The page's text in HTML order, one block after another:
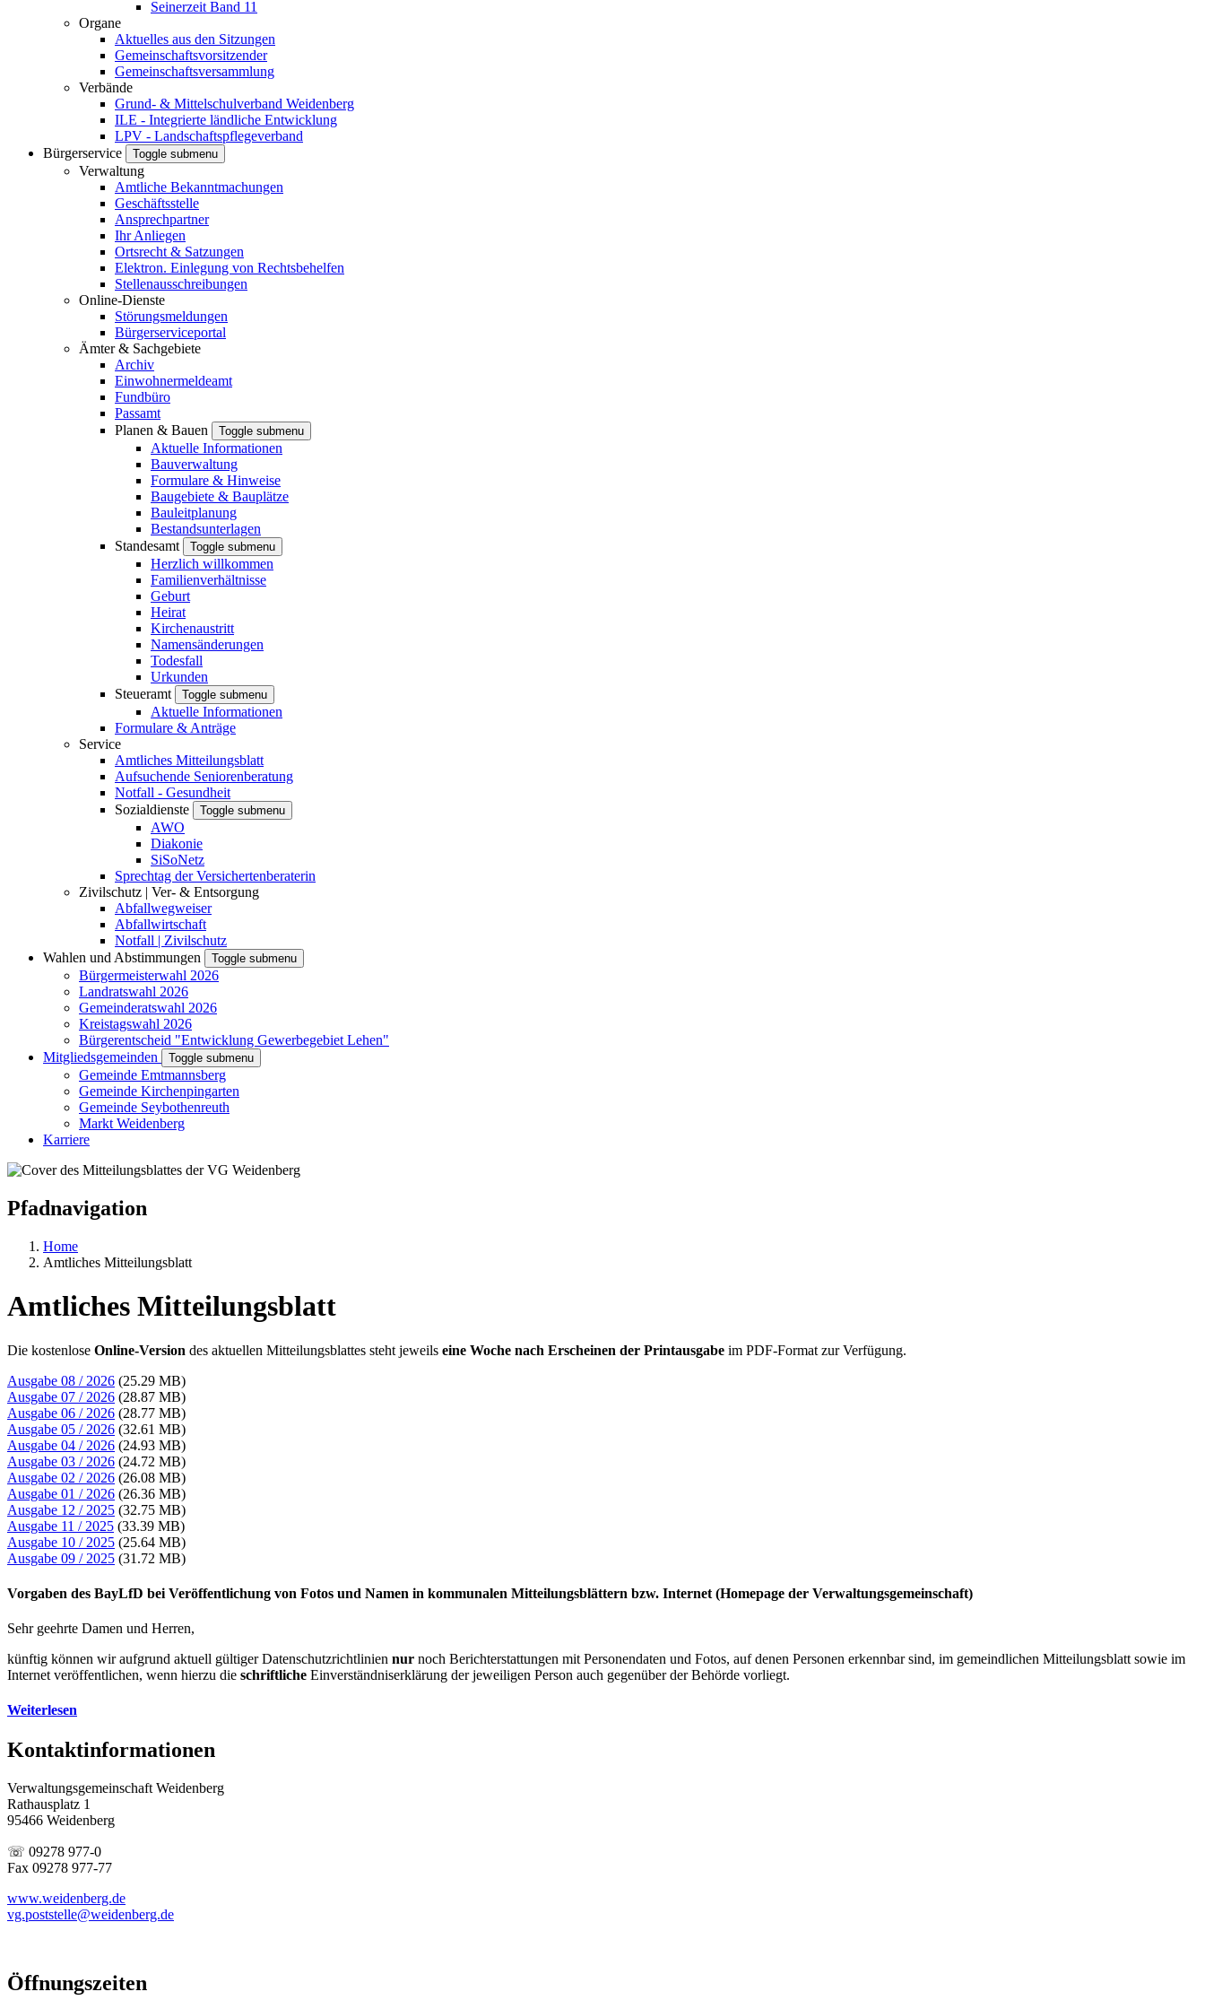
Seinerzeit Band 11
Organe
Aktuelles aus den Sitzungen
Gemeinschaftsvorsitzender
Gemeinschaftsversammlung
Verbände
Grund- & Mittelschulverband Weidenberg
ILE - Integrierte ländliche Entwicklung
LPV - Landschaftspflegeverband
Bürgerservice
Toggle submenu
Verwaltung
Amtliche Bekanntmachungen
Geschäftsstelle
Ansprechpartner
Ihr Anliegen
Ortsrecht & Satzungen
Elektron. Einlegung von Rechtsbehelfen
Stellenausschreibungen
Online-Dienste
Störungsmeldungen
Bürgerserviceportal
Ämter & Sachgebiete
Archiv
Einwohnermeldeamt
Fundbüro
Passamt
Planen & Bauen
Toggle submenu
Aktuelle Informationen
Bauverwaltung
Formulare & Hinweise
Baugebiete & Bauplätze
Bauleitplanung
Bestandsunterlagen
Standesamt
Toggle submenu
Herzlich willkommen
Familienverhältnisse
Geburt
Heirat
Kirchenaustritt
Namensänderungen
Todesfall
Urkunden
Steueramt
Toggle submenu
Aktuelle Informationen
Formulare & Anträge
Service
Amtliches Mitteilungsblatt
Aufsuchende Seniorenberatung
Notfall - Gesundheit
Sozialdienste
Toggle submenu
AWO
Diakonie
SiSoNetz
Sprechtag der Versichertenberaterin
Zivilschutz | Ver- & Entsorgung
Abfallwegweiser
Abfallwirtschaft
Notfall | Zivilschutz
Wahlen und Abstimmungen
Toggle submenu
Bürgermeisterwahl 2026
Landratswahl 2026
Gemeinderatswahl 2026
Kreistagswahl 2026
Bürgerentscheid "Entwicklung Gewerbegebiet Lehen"
Mitgliedsgemeinden
Toggle submenu
Gemeinde Emtmannsberg
Gemeinde Kirchenpingarten
Gemeinde Seybothenreuth
Markt Weidenberg
Karriere
Pfadnavigation
Home
Amtliches Mitteilungsblatt
Amtliches Mitteilungsblatt
Die kostenlose Online-Version des aktuellen Mitteilungsblattes steht jeweils eine Woche nach Erscheinen der Printausgabe im PDF-Format zur Verfügung.
Ausgabe 08 / 2026 (25.29 MB)
Ausgabe 07 / 2026 (28.87 MB)
Ausgabe 06 / 2026 (28.77 MB)
Ausgabe 05 / 2026 (32.61 MB)
Ausgabe 04 / 2026 (24.93 MB)
Ausgabe 03 / 2026 (24.72 MB)
Ausgabe 02 / 2026 (26.08 MB)
Ausgabe 01 / 2026 (26.36 MB)
Ausgabe 12 / 2025 (32.75 MB)
Ausgabe 11 / 2025 (33.39 MB)
Ausgabe 10 / 2025 (25.64 MB)
Ausgabe 09 / 2025 (31.72 MB)
Vorgaben des BayLfD bei Veröffentlichung von Fotos und Namen in kommunalen Mitteilungsblättern bzw. Internet (Homepage der Verwaltungsgemeinschaft)
Sehr geehrte Damen und Herren,
künftig können wir aufgrund aktuell gültiger Datenschutzrichtlinien nur noch Berichterstattungen mit Personendaten und Fotos, auf denen Personen erkennbar sind, im gemeindlichen Mitteilungsblatt sowie im
Internet veröffentlichen, wenn hierzu die schriftliche Einverständniserklärung der jeweiligen Person auch gegenüber der Behörde vorliegt.
Weiterlesen
Kontaktinformationen
Verwaltungsgemeinschaft Weidenberg
Rathausplatz 1
95466 Weidenberg
☏ 09278 977-0
Fax 09278 977-77
www.weidenberg.de
vg.poststelle@weidenberg.de
Öffnungszeiten